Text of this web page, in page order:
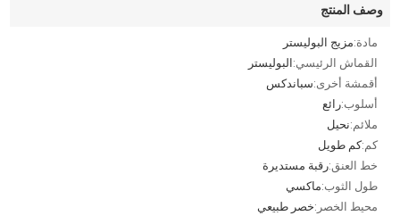
وصف المنتج
مادة:مزيج البوليستر
القماش الرئيسي:البوليستر
أقمشة أخرى:سباندكس
أسلوب:رائع
ملائم:نحيل
كم:كم طويل
خط العنق:رقبة مستديرة
طول الثوب:ماكسي
محيط الخصر:خصر طبيعي